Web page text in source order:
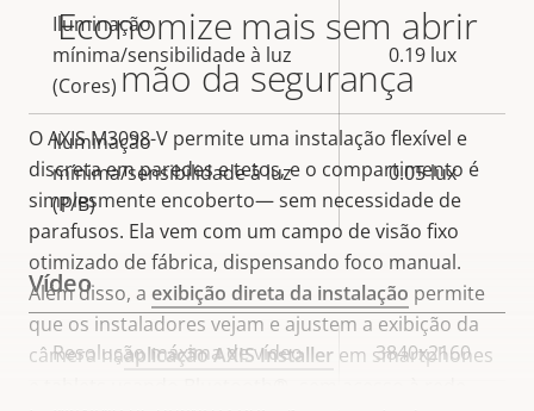
Economize mais sem abrir
mão da segurança
O AXIS M3098-V permite uma instalação flexível e
discreta em paredes e tetos, e o compartimento é
simplesmente encoberto— sem necessidade de
parafusos. Ela vem com um campo de visão fixo
otimizado de fábrica, dispensando foco manual.
Além disso, a exibição direta da instalação permite
que os instaladores vejam e ajustem a exibição da
câmera naaplicação AXIS Installer em smartphones
Iluminação
mínima/sensibilidade à luz
(Cores)
0.19 lux
Iluminação
mínima/sensibilidade à luz
(P/B)
0.05 lux
Vídeo
Descrição
Valor da
Resolução máxima de vídeo 3840x2160